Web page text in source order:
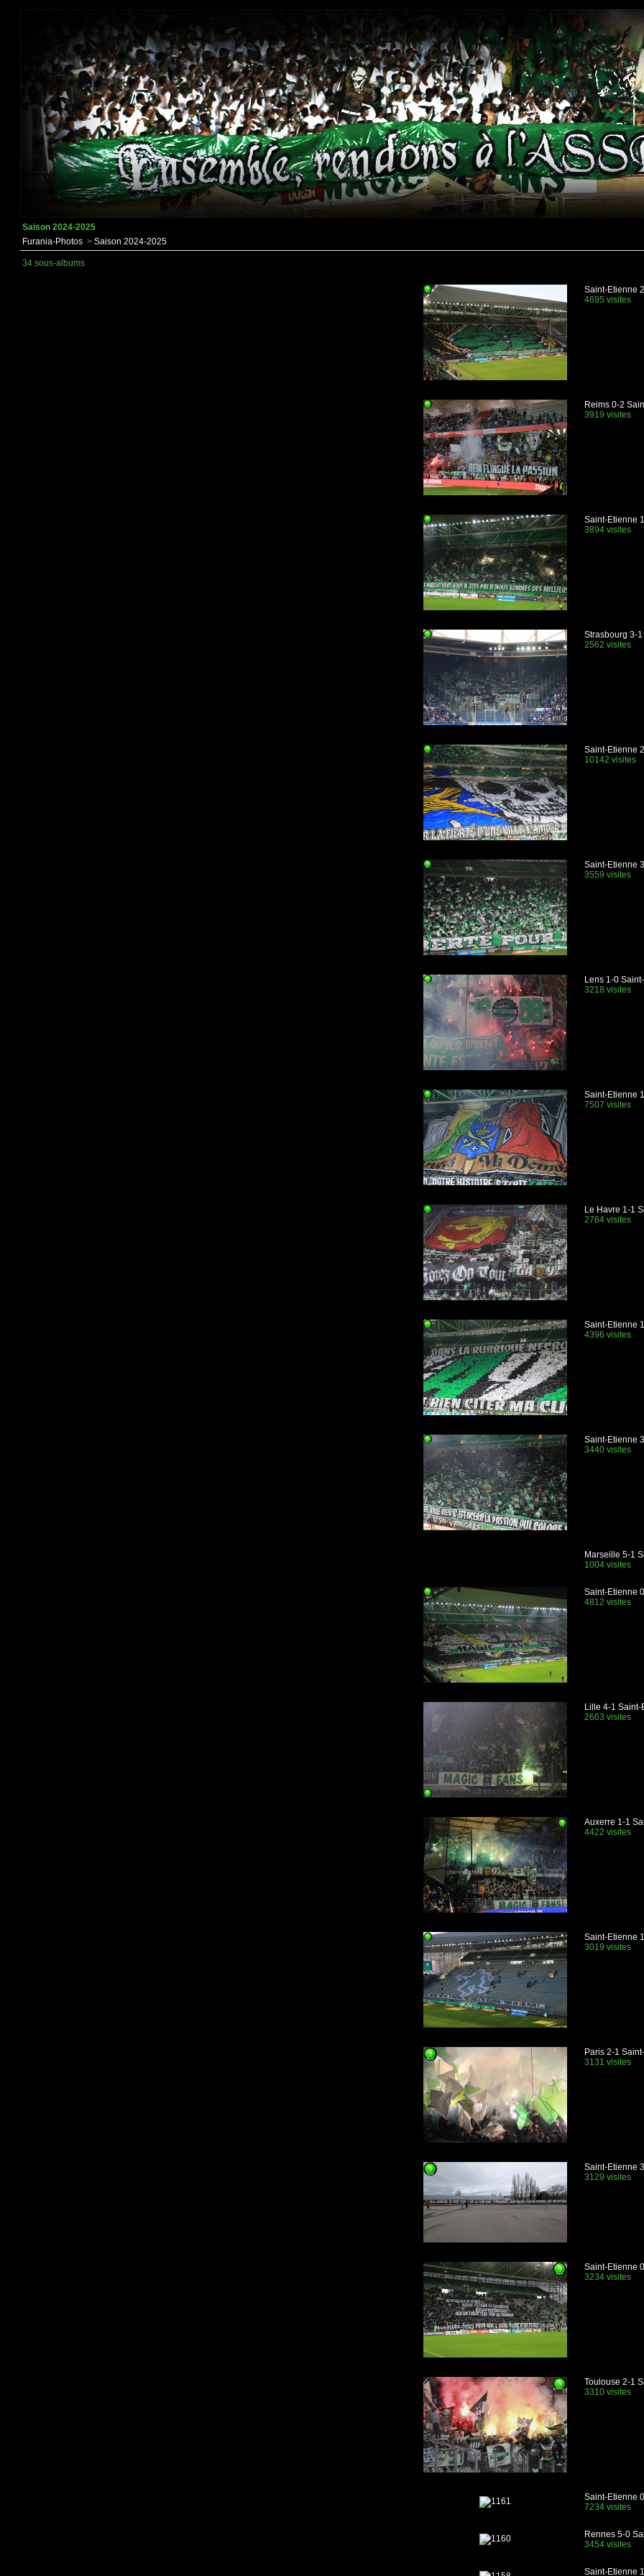
Saison 2024-2025
Furania-Photos > Saison 2024-2025
34 sous-albums
Saint-Etienne
4695 visites
Reims 0-2
3919 visites
Saint-Etienne
3894 visites
Strasbourg 3-
2562 visites
Saint-Etienne
10142 visites
Saint-Etienne
3559 visites
Lens 1-0
3218 visites
Saint-Etienne
7507 visites
Le Havre 1-1
2764 visites
Saint-Etienne
4396 visites
Saint-Etienne
3440 visites
Marseille 5-1
1004 visites
Saint-Etienne
4812 visites
Lille 4-1 Saint-
2663 visites
Auxerre 1-1
4422 visites
Saint-Etienne
3019 visites
Paris 2-1
3131 visites
Saint-Etienne
3129 visites
Saint-Etienne
3234 visites
Toulouse 2-1
3310 visites
Saint-Etienne
7234 visites
Rennes 5-0
3454 visites
Saint-Etienne